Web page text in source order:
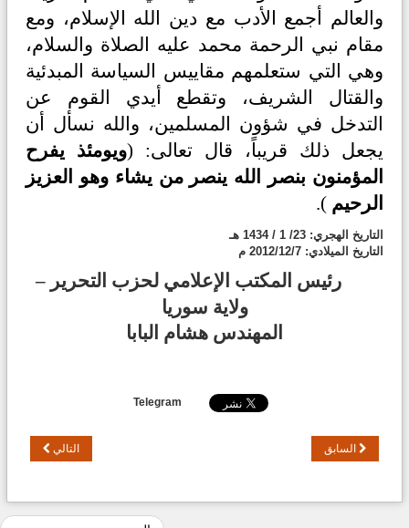
والعالم أجمع الأدب مع دين الله الإسلام، ومع
مقام نبي الرحمة محمد عليه الصلاة والسلام،
وهي التي ستعلمهم مقاييس السياسة المبدئية
والقتال الشريف، وتقطع أيدي القوم عن
التدخل في شؤون المسلمين، والله نسأل أن
يجعل ذلك قريباً، قال تعالى: (ويومئذ يفرح
المؤمنون بنصر الله ينصر من يشاء وهو العزيز
الرحيم ).
التاريخ الهجري: 23/ 1 / 1434 هـ
التاريخ الميلادي: 7
/
12/2012 م
رئيس المكتب الإعلامي لحزب التحرير –
ولاية سوريا
المهندس هشام البابا
Telegram
السابق التالي